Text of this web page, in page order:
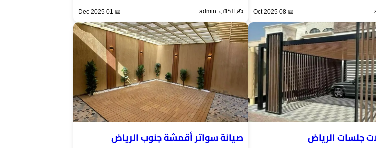
📅 08 Oct 2025 ✍️ الكاتب: admin 📅 01 Dec 2025
جلسات الرياض صيانة سواتر أقمشة جنوب الرياض